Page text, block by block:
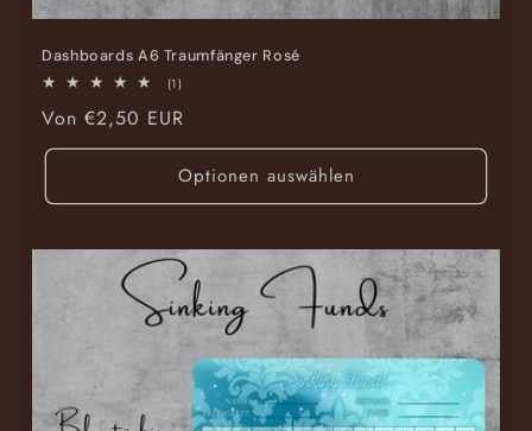
Dashboards A6 Traumfänger Rosé
(1)1
insgesamt
Normaler
Preis
Von €2,50 EUR
Optionen auswählen